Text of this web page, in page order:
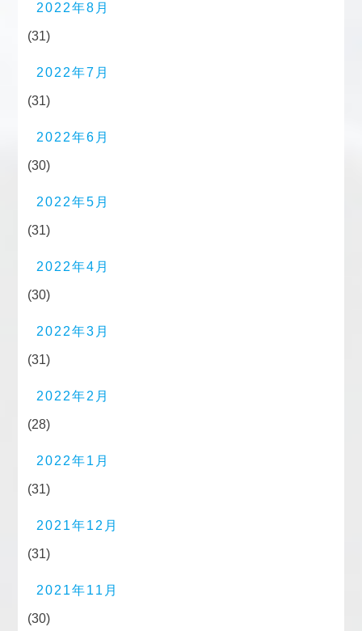
2022年8月
(31)
2022年7月
(31)
2022年6月
(30)
2022年5月
(31)
2022年4月
(30)
2022年3月
(31)
2022年2月
(28)
2022年1月
(31)
2021年12月
(31)
2021年11月
(30)